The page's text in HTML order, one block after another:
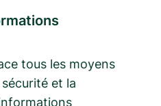
tous les moyens
et la